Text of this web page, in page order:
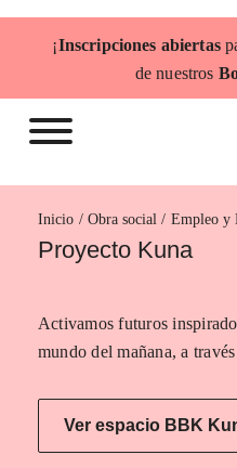
¡Inscripciones abiertas
de nuestros
Inicio Empleo y
Proyecto Kuna
Activamos futuros
mundo del mañana, a
Ver espacio BBK